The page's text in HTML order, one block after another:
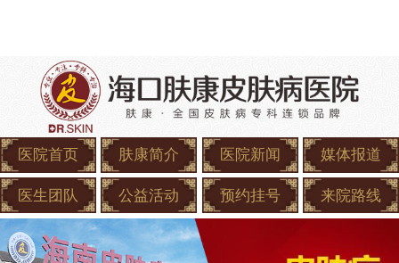
医院首页 肤康简介 医院新闻 媒体报道
医生团队 公益活动 预约挂号 来院路线